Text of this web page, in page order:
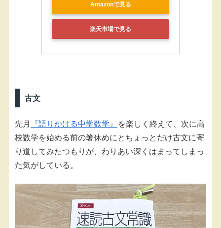
Amazonで見る
楽天市場で見る
古文
先月 『語りかける中学数学』
を楽しく終えて、次に高
校数学を始める前の箸休めにとちょっとだけ古文に寄
り道してみたつもりが、わりあい深くはまってしまっ
た気がしている。